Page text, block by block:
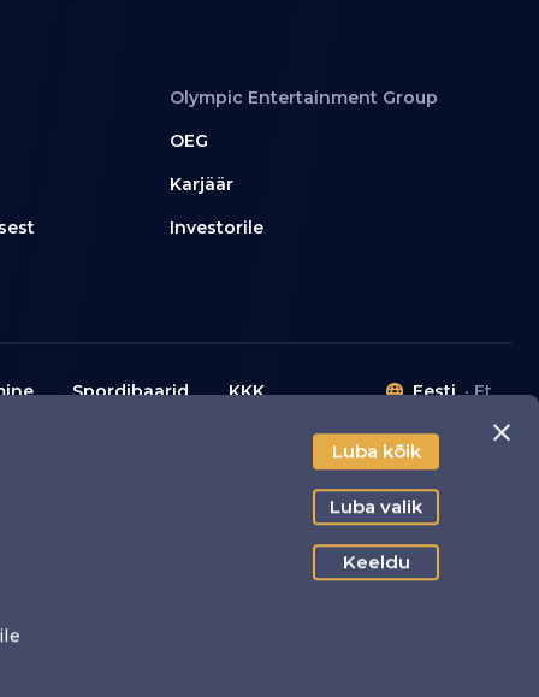
Luba kõik
Luba valik
Keeldu
Olympic Entertainment Group
OEG
Karjäär
Investorile
Spordibaarid KKK Eesti Et